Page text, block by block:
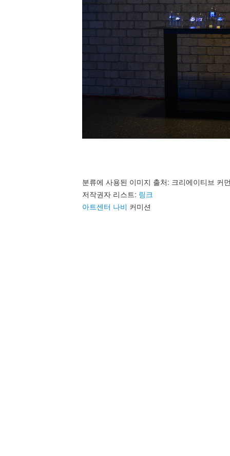
분류에 사용된 이미지 출처: 크리에이티브 커
저작권자 리스트: 링크
아트센터 나비 커미션